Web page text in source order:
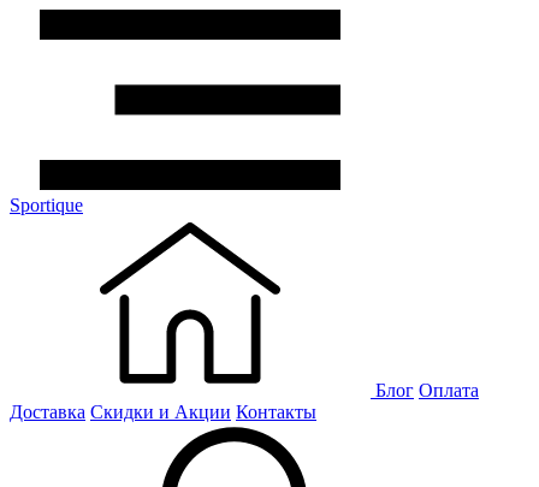
Sportique
Блог Оплата
Доставка Скидки и Акции Контакты